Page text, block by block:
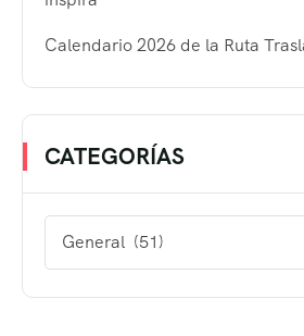
Calendario 2026 de la Ruta
CATEGORÍAS